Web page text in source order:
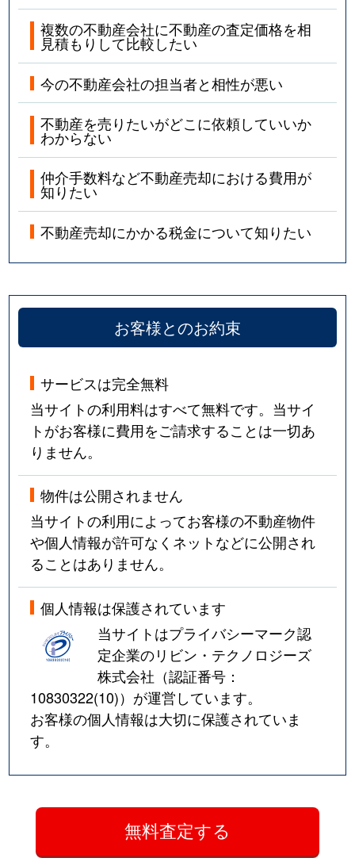
複数の不動産会社に不動産の査定価格を相
見積もりして比較したい
今の不動産会社の担当者と相性が悪い
不動産を売りたいがどこに依頼していいか
わからない
仲介手数料など不動産売却における費用が
知りたい
不動産売却にかかる税金について知りたい
お客様とのお約束
サービスは完全無料
当サイトの利用料はすべて無料です。当サイ
トがお客様に費用をご請求することは一切あ
りません。
物件は公開されません
当サイトの利用によってお客様の不動産物件
や個人情報が許可なくネットなどに公開され
ることはありません。
個人情報は保護されています
当サイトはプライバシーマーク認
定企業のリビン・テクノロジーズ
株式会社（認証番号：
10830322(10)）が運営しています。
お客様の個人情報は大切に保護されていま
す。